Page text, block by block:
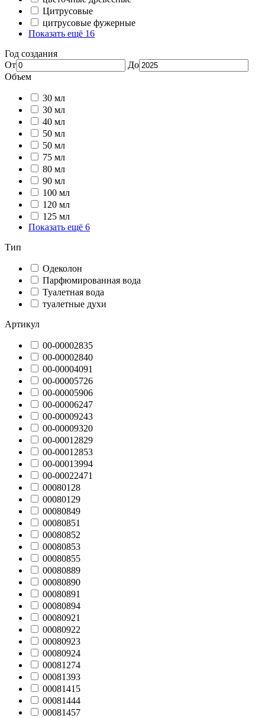
Цитрусовые
цитрусовые фужерные
Показать ещё 16
Год создания
От
До
Объем
30 мл
30 мл
40 мл
50 мл
50 мл
75 мл
80 мл
90 мл
100 мл
120 мл
125 мл
Показать ещё 6
Тип
Одеколон
Парфюмированная вода
Туалетная вода
туалетные духи
Артикул
00-00002835
00-00002840
00-00004091
00-00005726
00-00005906
00-00006247
00-00009243
00-00009320
00-00012829
00-00012853
00-00013994
00-00022471
00080128
00080129
00080849
00080851
00080852
00080853
00080855
00080889
00080890
00080891
00080894
00080921
00080922
00080923
00080924
00081274
00081393
00081415
00081444
00081457